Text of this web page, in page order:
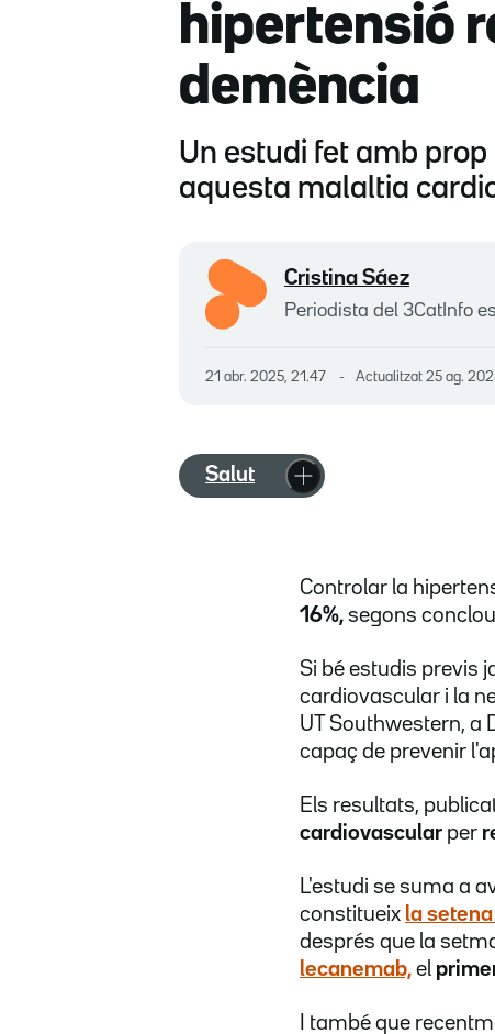
hipertensió
demència
Un estudi fet amb
aquesta malaltia
Cristina Sáez
Periodista del 3CatInfo
21 abr. 2025, 21.47 Actualitzat 25 ag.
Salut
Controlar la
16%, segons
Si bé estudis previs
cardiovascular i la
UT Southwestern, a
capaç de prevenir
Els resultats,
cardiovascular per
L'estudi se suma a
constitueix la
després que la
lecanemab, el
I també que